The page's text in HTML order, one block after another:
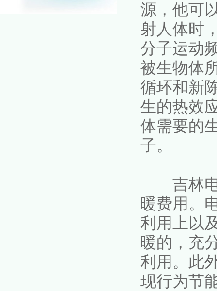
源，他可
射人体时
分子运动
被生物体
循环和新
生的热效
体需要的
子。
吉林电
暖费用。
利用上以
暖的，充
利用。此
现行为节